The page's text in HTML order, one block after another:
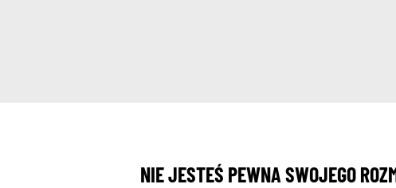
NIE JESTEŚ PEWNA SWOJEGO